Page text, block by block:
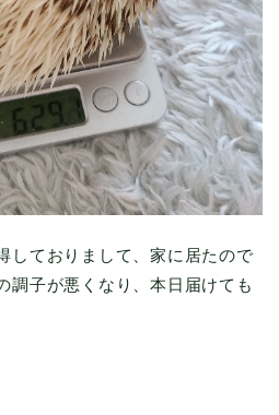
しておりまして、家に居たので
調子が悪くなり、本日届けても